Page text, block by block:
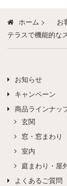
ホーム > お
テラスで機能的な
お知らせ
キャンペーン
商品ラインナッ
玄関
窓・窓まわり
室内
庭まわり・屋
よくあるご質問